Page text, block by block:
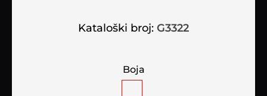
Kataloški broj: G3322
Boja